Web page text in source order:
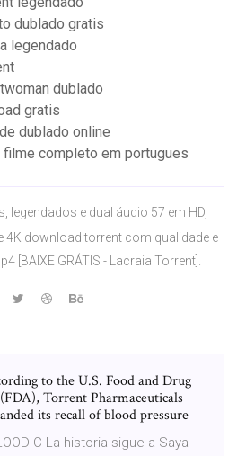
dublado gratis
legendado
dublado
gratis
dublado online
filme completo em portugues
legendados e dual áudio 57 em HD,
4K download torrent com qualidade e
[BAIXE GRÁTIS - Lacraia Torrent].
to the U.S. Food and Drug
Torrent Pharmaceuticals
its recall of blood pressure
C La historia sigue a Saya